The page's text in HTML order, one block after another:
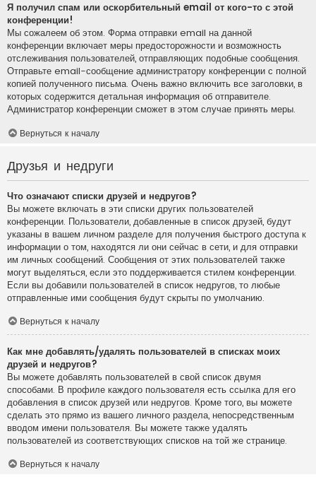
Я получил спам или оскорбительный email от кого-то с этой
конференции!
Мы сожалеем об этом. Форма отправки email на данной
конференции включает меры предосторожности и возможность
отслеживания пользователей, отправляющих подобные сообщения.
Отправьте email-сообщение администратору конференции с полной
копией полученного письма. Очень важно включить все заголовки, в
которых содержится детальная информация об отправителе.
Администратор конференции сможет в этом случае принять меры.
Вернуться к началу
Друзья и недруги
Что означают списки друзей и недругов?
Вы можете включать в эти списки других пользователей
конференции. Пользователи, добавленные в список друзей, будут
указаны в вашем личном разделе для получения быстрого доступа к
информации о том, находятся ли они сейчас в сети, и для отправки
им личных сообщений. Сообщения от этих пользователей также
могут выделяться, если это поддерживается стилем конференции.
Если вы добавили пользователей в список недругов, то любые
отправленные ими сообщения будут скрыты по умолчанию.
Вернуться к началу
Как мне добавлять/удалять пользователей в списках моих
друзей и недругов?
Вы можете добавлять пользователей в свой список двумя
способами. В профиле каждого пользователя есть ссылка для его
добавления в список друзей или недругов. Кроме того, вы можете
сделать это прямо из вашего личного раздела, непосредственным
вводом имени пользователя. Вы можете также удалять
пользователей из соответствующих списков на той же странице.
Вернуться к началу